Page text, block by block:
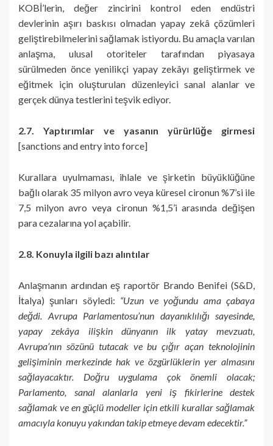
KOBİ’lerin, değer zincirini kontrol eden endüstri
devlerinin aşırı baskısı olmadan yapay zekâ çözümleri
geliştirebilmelerini sağlamak istiyordu. Bu amaçla varılan
anlaşma, ulusal otoriteler tarafından piyasaya
sürülmeden önce yenilikçi yapay zekâyı geliştirmek ve
eğitmek için oluşturulan düzenleyici sanal alanlar ve
gerçek dünya testlerini teşvik ediyor.
2.7. Yaptırımlar ve yasanın yürürlüğe girmesi
[sanctions and entry into force]
Kurallara uyulmaması, ihlale ve şirketin büyüklüğüne
bağlı olarak 35 milyon avro veya küresel cironun %7’si ile
7,5 milyon avro veya cironun %1,5’i arasında değişen
para cezalarına yol açabilir.
2.8. Konuyla ilgili bazı alıntılar
Anlaşmanın ardından eş raportör Brando Benifei (S&D,
İtalya) şunları söyledi: “Uzun ve yoğundu ama çabaya
değdi. Avrupa Parlamentosu’nun dayanıklılığı sayesinde,
yapay zekâya ilişkin dünyanın ilk yatay mevzuatı,
Avrupa’nın sözünü tutacak ve bu çığır açan teknolojinin
gelişiminin merkezinde hak ve özgürlüklerin yer almasını
sağlayacaktır. Doğru uygulama çok önemli olacak;
Parlamento, sanal alanlarla yeni iş fikirlerine destek
sağlamak ve en güçlü modeller için etkili kurallar sağlamak
amacıyla konuyu yakından takip etmeye devam edecektir.”